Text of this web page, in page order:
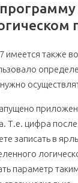
имеется также
Т.е. цифра
записать в
параметр